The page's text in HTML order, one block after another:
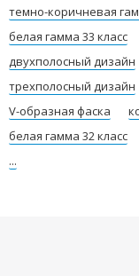
темно-коричневая
белая гамма 33 класс
двухполосный дизайн
трехполосный дизайн
V-образная фаска
белая гамма 32 класс
...